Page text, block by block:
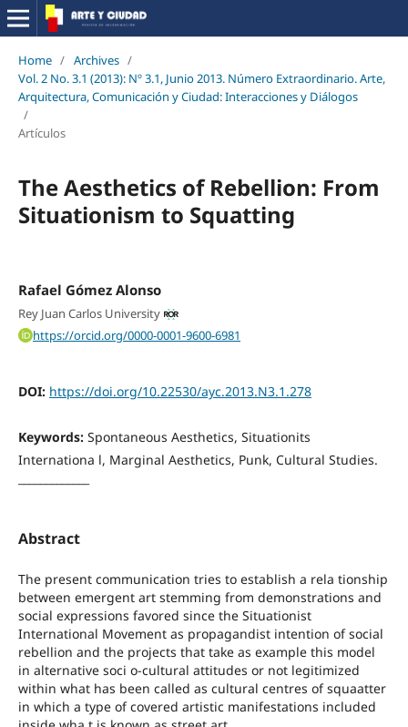
Home / Archives /
Vol. 2 No. 3.1 (2013): Nº 3.1, Junio 2013. Número Extraordinario. Arte,
Arquitectura, Comunicación y Ciudad: Interacciones y Diálogos
/
Artículos
The Aesthetics of Rebellion: From
Situationism to Squatting
Rafael Gómez Alonso
Rey Juan Carlos University
https://orcid.org/0000-0001-9600-6981
DOI: https://doi.org/10.22530/ayc.2013.N3.1.278
Keywords: Spontaneous Aesthetics, Situationits
Internationa l, Marginal Aesthetics, Punk, Cultural Studies.
Abstract
The present communication tries to establish a rela tionship
between emergent art stemming from demonstrations and
social expressions favored since the Situationist
International Movement as propagandist intention of social
rebellion and the projects that take as example this model
in alternative soci o-cultural attitudes or not legitimized
within what has been called as cultural centres of squaatter
in which a type of covered artistic manifestations included